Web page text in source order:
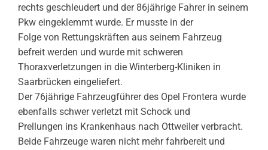
rechts geschleudert und der 86jährige Fahrer in seinem
Pkw eingeklemmt wurde. Er musste in der
Folge von Rettungskräften aus seinem Fahrzeug
befreit werden und wurde mit schweren
Thoraxverletzungen in die Winterberg-Kliniken in
Saarbrücken eingeliefert.
Der 76jährige Fahrzeugführer des Opel Frontera wurde
ebenfalls schwer verletzt mit Schock und
Prellungen ins Krankenhaus nach Ottweiler verbracht.
Beide Fahrzeuge waren nicht mehr fahrbereit und